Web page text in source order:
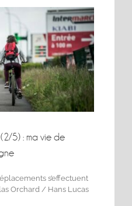
5) : ma vie de
s’effectuent
Orchard / Hans Lucas